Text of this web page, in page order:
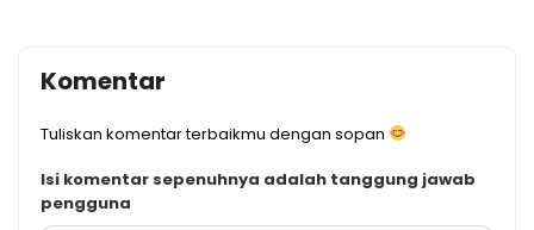
Komentar
Tuliskan komentar terbaikmu dengan sopan
Isi komentar sepenuhnya adalah tanggung jawab
pengguna